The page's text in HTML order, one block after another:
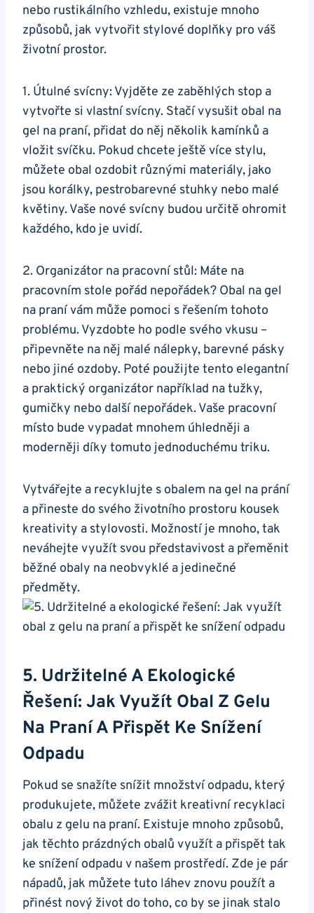
nebo rustikálního vzhledu, existuje mnoho
způsobů, jak vytvořit stylové doplňky pro váš
životní prostor.
1. Útulné svícny: Vyjděte ze zaběhlých stop a
vytvořte si vlastní svícny. Stačí vysušit obal⁤ na
gel na praní, přidat⁤ do něj několik kamínků a
vložit svíčku. Pokud chcete ještě více stylu,
můžete obal ozdobit různými materiály, jako
jsou ⁣korálky, pestrobarevné stuhky nebo malé
květiny. Vaše nové svícny budou určitě ohromit
každého, kdo je ⁢uvidí.
2. Organizátor na pracovní stůl: Máte na
pracovním stole pořád nepořádek? Obal na gel
na praní vám může pomoci s‌ řešením tohoto
problému. Vyzdobte ho podle svého vkusu –
připevněte na něj malé nálepky, barevné pásky
nebo jiné ozdoby. Poté použijte tento elegantní
a praktický organizátor‌ například na tužky,
gumičky nebo další‍ nepořádek. Vaše ⁣pracovní
místo bude vypadat mnohem úhledněji a
moderněji díky tomuto jednoduchému triku.
Vytvářejte a recyklujte s obalem na gel na prání
‍a přineste do svého životního prostoru kousek
kreativity a stylovosti. Možností ‌je mnoho, tak
⁣neváhejte využít svou představivost a přeměnit
běžné obaly na neobvyklé a jedinečné ​
předměty.
5. Udržitelné A Ekologické
Řešení: Jak Využít Obal ‌z Gelu ​
Na‌ Praní A Přispět Ke Snížení
Odpadu
Pokud se snažíte snížit množství odpadu, který
produkujete, můžete zvážit kreativní recyklaci
obalu z gelu ​na praní. Existuje mnoho způsobů,
jak těchto ⁣prázdných obalů využít a přispět tak
‍ke snížení odpadu v našem prostředí. Zde je pár
nápadů, jak můžete tuto láhev znovu použít ‍a ​
přinést nový život do toho, co by se jinak ⁤stalo